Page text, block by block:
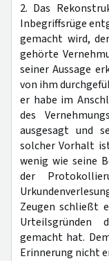
2. Das
Inbegriffsrüge
gemacht wird,
gehörte
seiner Aussage
von ihm
er habe im
des
ausgesagt und
solcher Vorhalt
wenig wie seine
der
Zeugen schließt
Urteilsgründen
gemacht hat.
Erinnerung nicht